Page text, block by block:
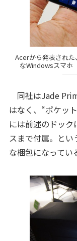
Acerから発表され
なWindowsスマホ
同社はJade
はなく、“ポケッ
には前述のドック
スまで付属。とい
な梱包になってい